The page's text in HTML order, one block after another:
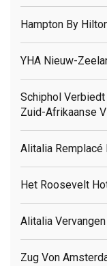
Hampton By
YHA Nieuw-
Schiphol
Zuid-Afrikaanse
Alitalia Remplacé
Het Roosevelt
Alitalia
Zug Von